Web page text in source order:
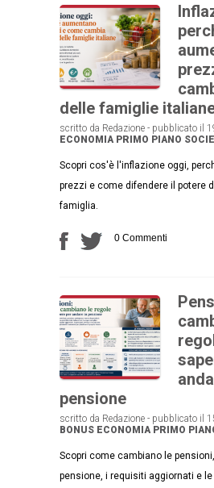
delle famiglie
scritto da Redazione - pubblicato il
ECONOMIA PRIMO PIANO
Scopri cos'è l'inflazione oggi,
prezzi e come difendere il potere
famiglia.
0 Commenti
pensione
scritto da Redazione - pubblicato il
BONUS ECONOMIA PRIMO
Scopri come cambiano le
pensione, i requisiti aggiornati e